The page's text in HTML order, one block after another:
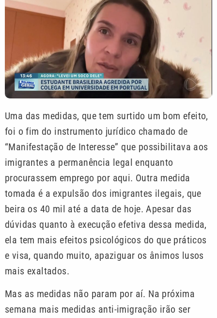
Uma das medidas, que tem surtido um bom efeito,
foi o fim do instrumento jurídico chamado de
“Manifestação de Interesse” que possibilitava aos
imigrantes a permanência legal enquanto
procurassem emprego por aqui. Outra medida
tomada é a expulsão dos imigrantes ilegais, que
beira os 40 mil até a data de hoje. Apesar das
dúvidas quanto à execução efetiva dessa medida,
ela tem mais efeitos psicológicos do que práticos
e visa, quando muito, apaziguar os ânimos lusos
mais exaltados.
Mas as medidas não param por aí. Na próxima
semana mais medidas anti-imigração irão ser